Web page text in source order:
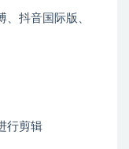
抖音国际版、
行剪辑